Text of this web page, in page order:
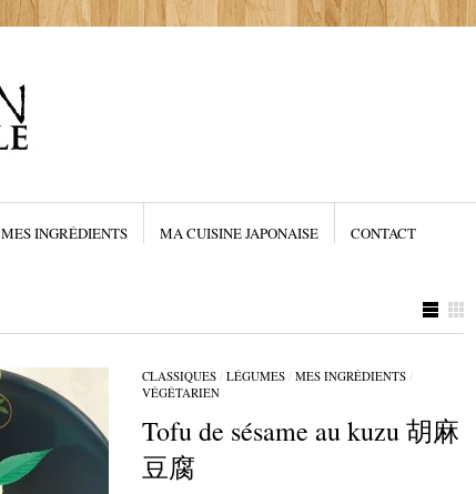
MES INGRÉDIENTS MA CUISINE JAPONAISE CONTACT
CLASSIQUES/ LÉGUMES/ MES INGRÉDIENTS/
VÉGÉTARIEN
Tofu de sésame au kuzu 胡麻
豆腐